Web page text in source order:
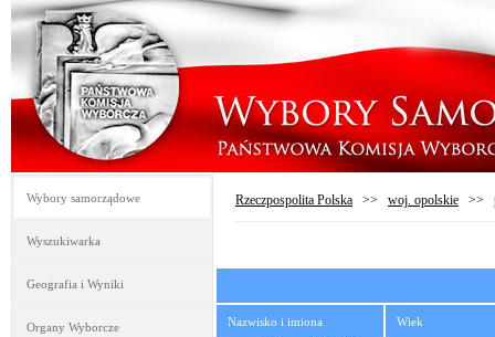
Wybory samorządowe
Wyszukiwarka
Geografia i Wyniki
Organy Wyborcze
Rzeczpospolita Polska >> woj. opolskie >>
Nazwisko i imiona
Wiek